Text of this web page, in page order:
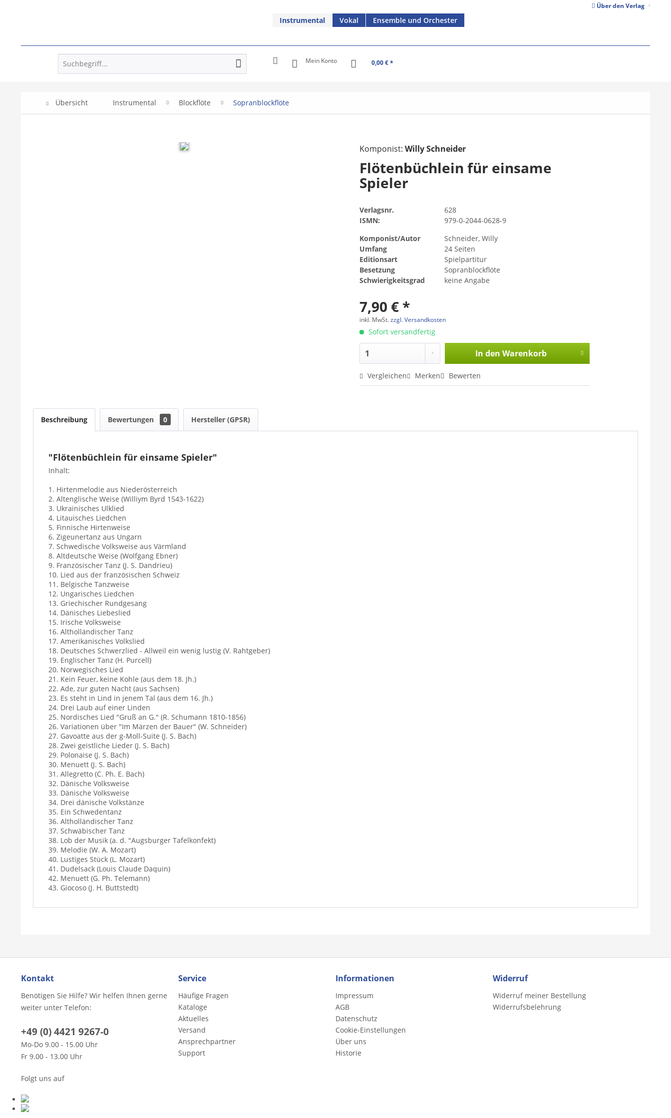
Über den Verlag
Instrumental Vokal Ensemble und Orchester
Mein Konto 0,00 € *
Übersicht Instrumental Blockflöte Sopranblockflöte
Komponist:Willy Schneider
Flötenbüchlein für einsame
Spieler
Verlagsnr.
628
ISMN:
979-0-2044-0628-9
Komponist/Autor
Schneider, Willy
Umfang
24 Seiten
Editionsart
Spielpartitur
Besetzung
Sopranblockflöte
Schwierigkeitsgrad
keine Angabe
7,90 € *
inkl. MwSt.zzgl. Versandkosten
Sofort versandfertig
In den Warenkorb
Vergleichen Merken Bewerten
Beschreibung Bewertungen 0 Hersteller (GPSR)
"Flötenbüchlein für einsame Spieler"
Inhalt:
1. Hirtenmelodie aus Niederösterreich
2. Altenglische Weise (Williym Byrd 1543-1622)
3. Ukrainisches Ulklied
4. Litauisches Liedchen
5. Finnische Hirtenweise
6. Zigeunertanz aus Ungarn
7. Schwedische Volksweise aus Värmland
8. Altdeutsche Weise (Wolfgang Ebner)
9. Französischer Tanz (J. S. Dandrieu)
10. Lied aus der französischen Schweiz
11. Belgische Tanzweise
12. Ungarisches Liedchen
13. Griechischer Rundgesang
14. Dänisches Liebeslied
15. Irische Volksweise
16. Altholländischer Tanz
17. Amerikanisches Volkslied
18. Deutsches Schwerzlied - Allweil ein wenig lustig (V. Rahtgeber)
19. Englischer Tanz (H. Purcell)
20. Norwegisches Lied
21. Kein Feuer, keine Kohle (aus dem 18. Jh.)
22. Ade, zur guten Nacht (aus Sachsen)
23. Es steht in Lind in jenem Tal (aus dem 16. Jh.)
24. Drei Laub auf einer Linden
25. Nordisches Lied "Gruß an G." (R. Schumann 1810-1856)
26. Variationen über "Im Märzen der Bauer" (W. Schneider)
27. Gavoatte aus der g-Moll-Suite (J. S. Bach)
28. Zwei geistliche Lieder (J. S. Bach)
29. Polonaise (J. S. Bach)
30. Menuett (J. S. Bach)
31. Allegretto (C. Ph. E. Bach)
32. Dänische Volksweise
33. Dänische Volksweise
34. Drei dänische Volkstänze
35. Ein Schwedentanz
36. Altholländischer Tanz
37. Schwäbischer Tanz
38. Lob der Musik (a. d. "Augsburger Tafelkonfekt)
39. Melodie (W. A. Mozart)
40. Lustiges Stück (L. Mozart)
41. Dudelsack (Louis Claude Daquin)
42. Menuett (G. Ph. Telemann)
43. Giocoso (J. H. Buttstedt)
Kontakt
Benötigen Sie Hilfe? Wir helfen Ihnen gerne
weiter unter Telefon:
+49 (0) 4421 9267-0
Mo-Do 9.00 - 15.00 Uhr
Fr 9.00 - 13.00 Uhr
Folgt uns auf
Service
Häufige Fragen
Kataloge
Aktuelles
Versand
Ansprechpartner
Support
Informationen
Impressum
AGB
Datenschutz
Cookie-Einstellungen
Über uns
Historie
Widerruf
Widerruf meiner Bestellung
Widerrufsbelehrung